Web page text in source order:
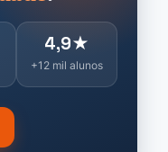
4,9★
+12 mil alunos